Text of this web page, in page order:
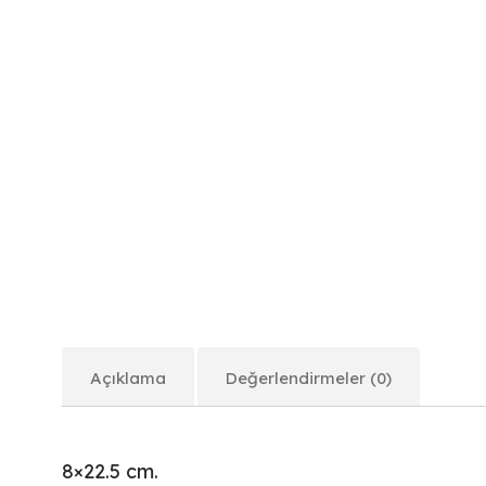
Açıklama Değerlendirmeler (0)
8×22.5 cm.